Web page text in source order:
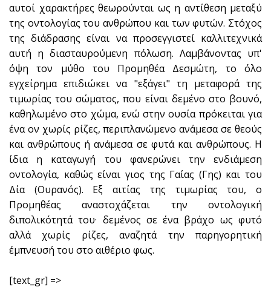
αυτοί χαρακτήρες θεωρούνται ως η αντίθεση μεταξύ
της οντολογίας του ανθρώπου και των φυτών. Στόχος
της διάδρασης είναι να προσεγγιστεί καλλιτεχνικά
αυτή η διασταυρούμενη πόλωση. Λαμβάνοντας υπ'
όψη τον μύθο του Προμηθέα Δεσμώτη, το όλο
εγχείρημα επιδιώκει να "εξάγει" τη μεταφορά της
τιμωρίας του σώματος, που είναι δεμένο στο βουνό,
καθηλωμένο στο χώμα, ενώ στην ουσία πρόκειται για
ένα ον χωρίς ρίζες, περιπλανώμενο ανάμεσα σε θεούς
και ανθρώπους ή ανάμεσα σε φυτά και ανθρώπους. Η
ίδια η καταγωγή του φανερώνει την ενδιάμεση
οντολογία, καθώς είναι γιος της Γαίας (Γης) και του
Δία (Ουρανός). Εξ αιτίας της τιμωρίας του, ο
Προμηθέας αναστοχάζεται την οντολογική
διπολικότητά του· δεμένος σε ένα βράχο ως φυτό
αλλά χωρίς ρίζες, αναζητά την παρηγορητική
έμπνευσή του στο αιθέριο φως.
[text_gr] =>